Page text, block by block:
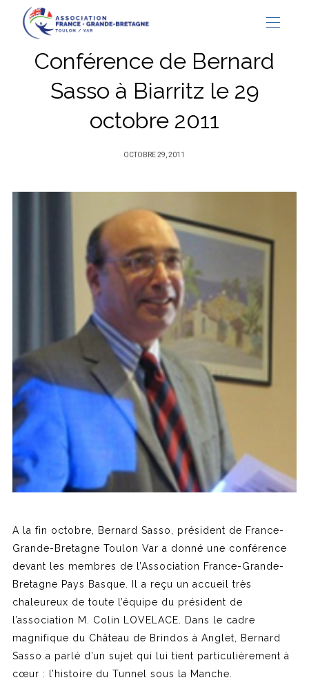
Conférence de Bernard
Sasso à Biarritz le 29
octobre 2011
PUBLIÉ
OCTOBRE 29, 2011
A la fin octobre, Bernard Sasso, président de France-
Grande-Bretagne Toulon Var a donné une conférence
devant les membres de l’Association France-Grande-
Bretagne Pays Basque. Il a reçu un accueil très
chaleureux de toute l’équipe du président de
l’association M. Colin LOVELACE. Dans le cadre
magnifique du Château de Brindos à Anglet, Bernard
Sasso a parlé d’un sujet qui lui tient particulièrement à
cœur : l’histoire du Tunnel sous la Manche.